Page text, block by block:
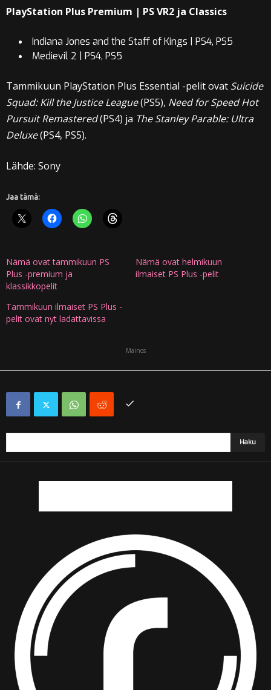
PlayStation Plus Premium | PS VR2 ja Classics
Indiana Jones and the Staff of Kings | PS4, PS5
Medievil 2 | PS4, PS5
Tammikuun PlayStation Plus Essential -pelit ovat Suicide
Squad: Kill the Justice League(PS5), Need for Speed Hot
Pursuit Remastered(PS4) ja The Stanley Parable: Ultra
Deluxe(PS4, PS5).
Lähde: Sony
Jaa tämä:
Nämä ovat tammikuun PS
Plus -premium ja
klassikkopelit
Nämä ovat helmikuun
ilmaiset PS Plus -pelit
Tammikuun ilmaiset PS Plus -
pelit ovat nyt ladattavissa
Mainos